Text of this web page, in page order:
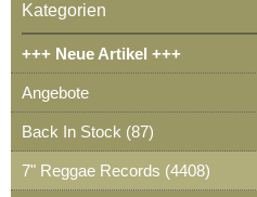
Kategorien
+++ Neue Artikel +++
Angebote
Back In Stock (87)
7" Reggae Records (4408)